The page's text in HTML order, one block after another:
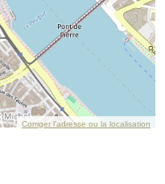
Corriger l’adresse ou la localisation